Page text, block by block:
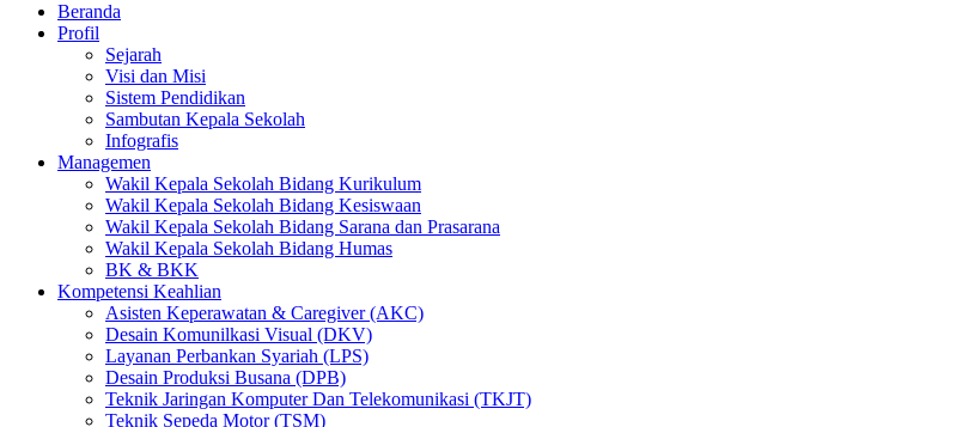
Beranda
Profil
Sejarah
Visi dan Misi
Sistem Pendidikan
Sambutan Kepala Sekolah
Infografis
Managemen
Wakil Kepala Sekolah Bidang Kurikulum
Wakil Kepala Sekolah Bidang Kesiswaan
Wakil Kepala Sekolah Bidang Sarana dan Prasarana
Wakil Kepala Sekolah Bidang Humas
BK & BKK
Kompetensi Keahlian
Asisten Keperawatan & Caregiver (AKC)
Desain Komunilkasi Visual (DKV)
Layanan Perbankan Syariah (LPS)
Desain Produksi Busana (DPB)
Teknik Jaringan Komputer Dan Telekomunikasi (TKJT)
Teknik Sepeda Motor (TSM)